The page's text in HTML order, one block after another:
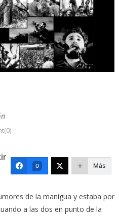
0 Más
de la manigua y estaba por
a las dos en punto de la